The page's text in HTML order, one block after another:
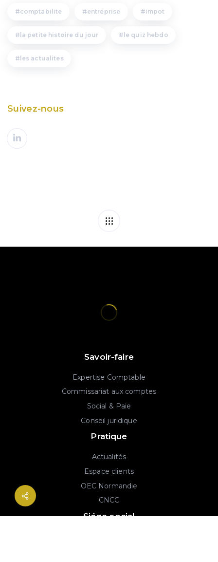
comptabilite entreprise impot
la petite histoire du jour le quiz hebdo
les actualites
Suivez-nous
Savoir-faire
Expertise Comptable
Commissariat aux comptes
Social & Paie
Conseil juridique
Pratique
Actualités
Espace clients
OEC Normandie
CNCC
Siége social